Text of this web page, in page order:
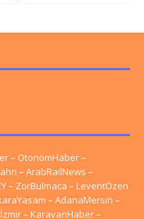
– OtonomHaber–
– ArabRailNews –
– ZorBulmaca – LeventÖzen
– AdanaMersin –
– KaravanHaber–